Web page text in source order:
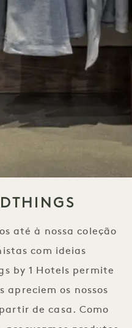
até à nossa coleção
com ideias
by 1 Hotels permite
apreciem os nossos
de casa. Como